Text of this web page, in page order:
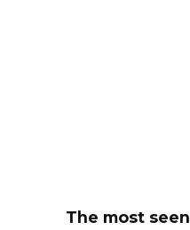
The most seen